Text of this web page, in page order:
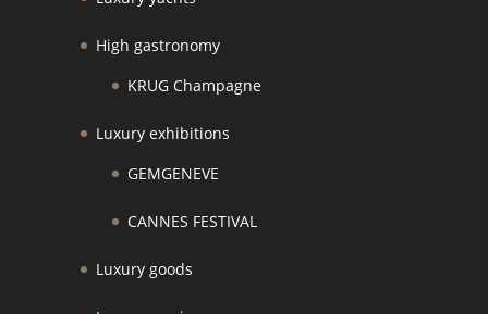
High gastronomy
KRUG Champagne
Luxury exhibitions
GEMGENEVE
CANNES FESTIVAL
Luxury goods